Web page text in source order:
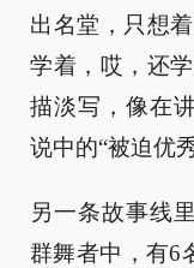
出名堂，只想
学着，哎，还
描淡写，像在
说中的“被迫优秀
另一条故事线
群舞者中，有6